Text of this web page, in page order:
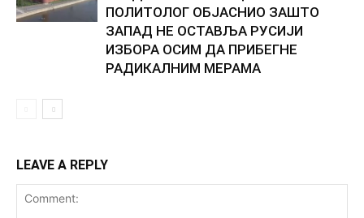
ПОЛИТОЛОГ ОБЈАСНИО ЗАШТО
ЗАПАД НЕ ОСТАВЉА РУСИЈИ
ИЗБОРА ОСИМ ДА ПРИБЕГНЕ
РАДИКАЛНИМ МЕРАМА
LEAVE A REPLY